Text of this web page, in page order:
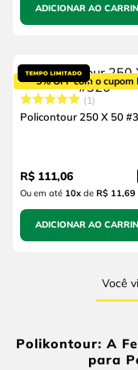
ADICIONAR AO
5% OFF com o cupom
1
Policontour 250 X 50
R$ 111,06
Ou em até 10xde R$ 11,69
ADICIONAR AO
Você
Polikontour: A
para